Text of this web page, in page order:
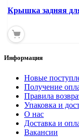
Крышка задняя
Информация
Новые
Получение
Правила
Упаковка и
О нас
Доставка и
Вакансии